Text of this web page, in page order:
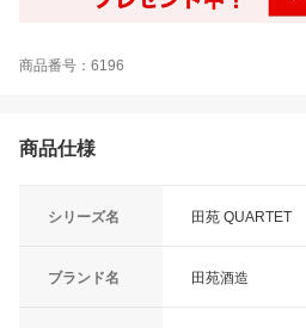
商品番号：6196
商品仕様
シリーズ名 田苑 QUARTET
ブランド名 田苑酒造